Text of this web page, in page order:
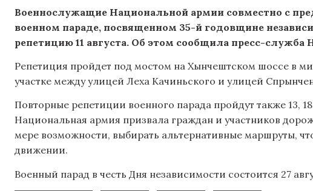
Военнослужащие Национальной армии совместно с
военном параде, посвященном 35-й годовщине
репетицию 11 августа. Об этом сообщила пресс-служба
Репетиция пройдет под мостом на Хынчештском шоссе в
участке между улицей Леха Качиньского и улицей
Повторные репетиции военного парада пройдут также 13, 18
Национальная армия призвала граждан и участников
мере возможности, выбирать альтернативные маршруты,
движении.
Военный парад в честь Дня независимости состоится 27